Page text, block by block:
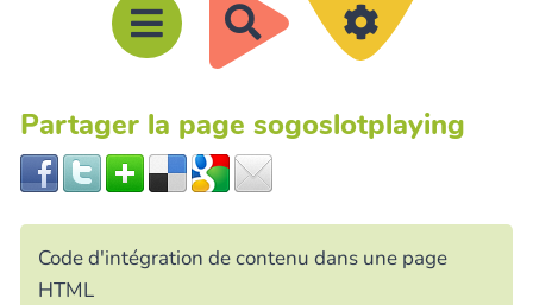
R
e
h
e
r
c
h
Partager la page sogoslotplaying
Code d'intégration de contenu dans une page
HTML